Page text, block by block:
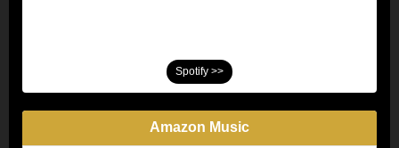
Spotify >>
Amazon Music